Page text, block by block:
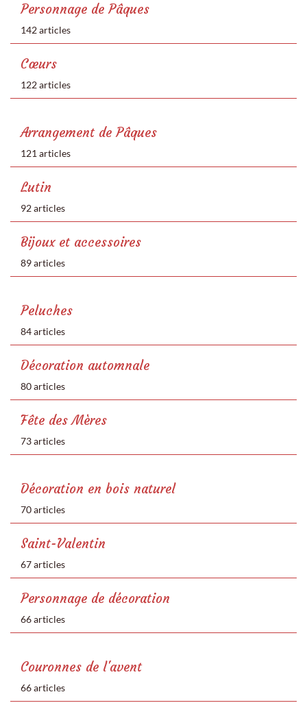
Personnage de Pâques
142 articles
Cœurs
122 articles
Arrangement de Pâques
121 articles
Lutin
92 articles
Bijoux et accessoires
89 articles
Peluches
84 articles
Décoration automnale
80 articles
Fête des Mères
73 articles
Décoration en bois naturel
70 articles
Saint-Valentin
67 articles
Personnage de décoration
66 articles
Couronnes de l'avent
66 articles